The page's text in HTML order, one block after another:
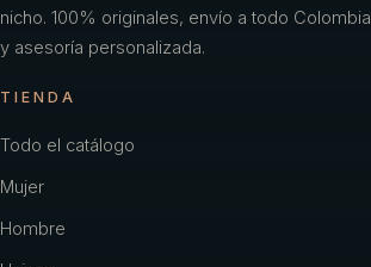
nicho. 100% originales, envío a todo Colombia
y asesoría personalizada.
TIENDA
Todo el catálogo
Mujer
Hombre